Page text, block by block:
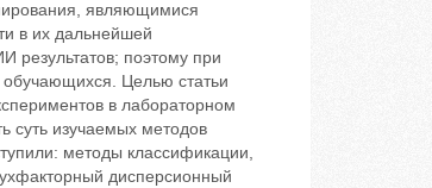
являющимися
в их дальнейшей
результатов; поэтому при
обучающихся. Целью статьи
в лабораторном
суть изучаемых методов
методы классификации,
дисперсионный